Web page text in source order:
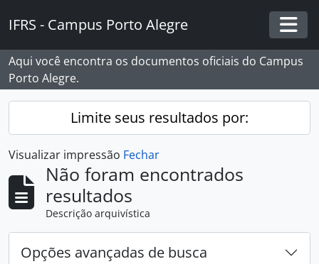
IFRS - Campus Porto Alegre
Aqui você encontra os documentos oficiais do Campus
Porto Alegre.
Limite seus resultados por:
Visualizar impressão Fechar
Não foram encontrados
resultados
Descrição arquivística
Opções avançadas de busca